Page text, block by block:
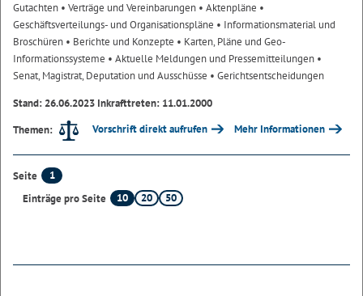
Gutachten • Verträge und Vereinbarungen • Aktenpläne •
Geschäftsverteilungs- und Organisationspläne • Informationsmaterial und
Broschüren • Berichte und Konzepte • Karten, Pläne und Geo-
Informationssysteme • Aktuelle Meldungen und Pressemitteilungen •
Senat, Magistrat, Deputation und Ausschüsse • Gerichtsentscheidungen
Stand: 26.06.2023 Inkrafttreten: 11.01.2000
Themen:
Vorschrift direkt aufrufen Mehr Informationen
Seite
1
Einträge pro Seite
10 20 50